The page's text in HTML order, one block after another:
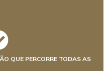
QUE PERCORRE TODAS AS